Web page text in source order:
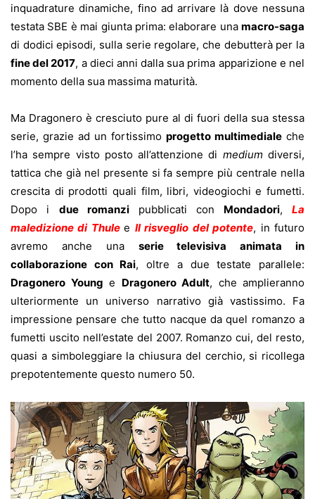
inquadrature dinamiche, fino ad arrivare là dove nessuna
testata SBE è mai giunta prima: elaborare una macro-saga
di dodici episodi, sulla serie regolare, che debutterà per la
fine del 2017, a dieci anni dalla sua prima apparizione e nel
momento della sua massima maturità.
Ma Dragonero è cresciuto pure al di fuori della sua stessa
serie, grazie ad un fortissimo progetto multimediale che
l’ha sempre visto posto all’attenzione di mediumdiversi,
tattica che già nel presente si fa sempre più centrale nella
crescita di prodotti quali film, libri, videogiochi e fumetti.
Dopo i due romanzipubblicati con Mondadori,La
maledizione di Thule e Il risveglio del potente, in futuro
avremo anche una serie televisiva animata in
collaborazione con Rai, oltre a due testate parallele:
Dragonero Young e Dragonero Adult, che amplieranno
ulteriormente un universo narrativo già vastissimo. Fa
impressione pensare che tutto nacque da quel romanzo a
fumetti uscito nell’estate del 2007. Romanzo cui, del resto,
quasi a simboleggiare la chiusura del cerchio, si ricollega
prepotentemente questo numero 50.